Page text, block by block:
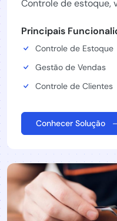
Controle de estoque,
Principais
Controle de Estoque
Gestão de Vendas
Controle de Clientes
Conhecer Solução